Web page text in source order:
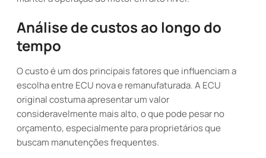
Análise de custos ao longo do
tempo
O custo é um dos principais fatores que influenciam a
escolha entre ECU nova e remanufaturada. A ECU
original costuma apresentar um valor
consideravelmente mais alto, o que pode pesar no
orçamento, especialmente para proprietários que
buscam manutenções frequentes.